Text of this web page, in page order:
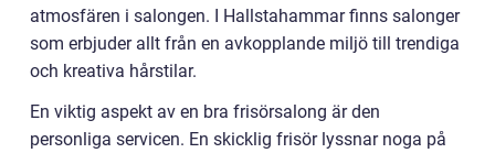
atmosfären i salongen. I Hallstahammar finns salonger
som erbjuder allt från en avkopplande miljö till trendiga
och kreativa hårstilar.
En viktig aspekt av en bra frisörsalong är den
personliga servicen. En skicklig frisör lyssnar noga på